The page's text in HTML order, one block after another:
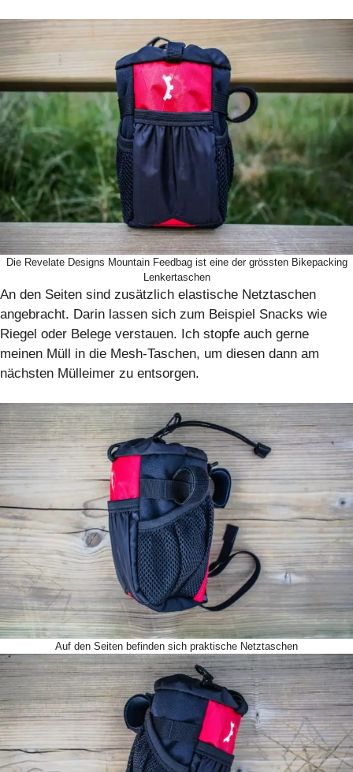
Die Revelate Designs Mountain Feedbag ist eine der grössten Bikepacking
Lenkertaschen
An den Seiten sind zusätzlich elastische Netztaschen
angebracht. Darin lassen sich zum Beispiel Snacks wie
Riegel oder Belege verstauen. Ich stopfe auch gerne
meinen Müll in die Mesh-Taschen, um diesen dann am
nächsten Mülleimer zu entsorgen.
Auf den Seiten befinden sich praktische Netztaschen